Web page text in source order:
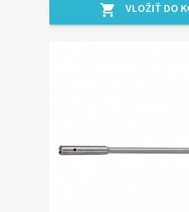
shopping_cart VLOŽIŤ DO